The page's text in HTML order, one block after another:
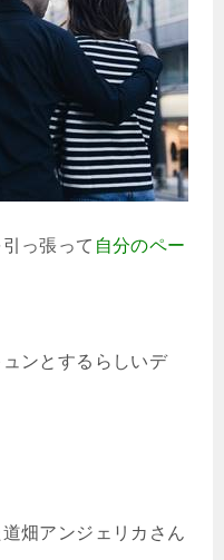
っ張って 自分のペー
ュンとするらしいデ
畑アンジェリカさん